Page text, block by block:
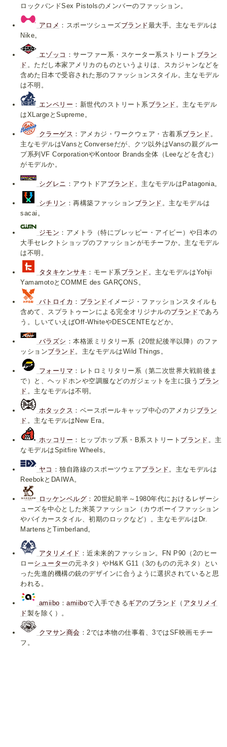
ロックバンドSex Pistolsのメンバーのファッション。
アロメ ：スポーツシューズブランド最大手。主なモデルは
Nike。
エゾッコ ：サーファー系・スケーター系ストリート ブラン
ド 。ただし本家アメリカのものというよりは、スカジャンなどを
含めた日本で受容された形のファッションスタイル。主なモデル
は不明。
エンペリー ：新世代のストリート系 ブランド 。主なモデル
はXLargeとSupreme。
クラーゲス ：アメカジ・ワークウェア・古着系ブランド 。
主なモデルはVansとConverseだが、クツ以外はVansの親グルー
プ系列VF CorporationやKontoor Brands全体（Leeなどを含む）
がモデルか。
シグレニ ：アウトドア ブランド 。主なモデルはPatagonia。
シチリン ：再構築ファッション ブランド 。主なモデルは
sacai。
ジモン ：アメトラ（特にプレッピー・アイビー）や日本の
大手セレクトショップのファッションがモチーフか。主なモデル
は不明。
タタキケンサキ ：モード系 ブランド 。主なモデルはYohji
YamamotoとCOMME des GARÇONS。
バトロイカ ： ブランド イメージ・ファッションスタイルも
含めて、スプラトゥーンによる完全オリジナルのブランドであろ
う。しいていえばOff-WhiteやDESCENTEなどか。
バラズシ ：本格派ミリタリー系（20世紀後半以降）のファ
ッションブランド 。主なモデルはWild Things。
フォーリマ ：レトロミリタリー系（第二次世界大戦前後ま
で）と、ヘッドホンや空調服などのガジェットを主に扱う ブラン
ド 。主なモデルは不明。
ホタックス ：ベースボールキャップ中心のアメカジ ブラン
ド 。主なモデルはNew Era。
ホッコリー ：ヒップホップ系・B系ストリート ブランド 。主
なモデルはSpitfire Wheels。
ヤコ ：独自路線のスポーツウェアブランド 。主なモデルは
ReebokとDAIWA。
ロッケンベルグ ：20世紀前半～1980年代におけるレザーシ
ューズを中心とした米英ファッション（カウボーイファッション
やバイカースタイル、初期のロックなど）。主なモデルはDr.
MartensとTimberland。
アタリメイド ：近未来的ファッション。FN P90（2のヒー
ローシューターの元ネタ）やH&K G11（3のものの元ネタ）とい
った先進的機構の銃のデザインに合うように選択されていると思
われる。
amiibo ：amiiboで入手できるギアのブランド （ アタリメイ
ド製を除く）。
クマサン商会 ：2では本物の仕事着、3ではSF映画モチー
フ。